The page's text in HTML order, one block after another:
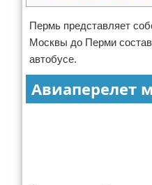
Кемпинг
Круизы
Направления отдыха
Что посетить
Сотрудничество
Размещение рекламы
Для правообладателей
Условия
Пермь представляет
Москвы до Перми
автобусе.
Авиаперелет